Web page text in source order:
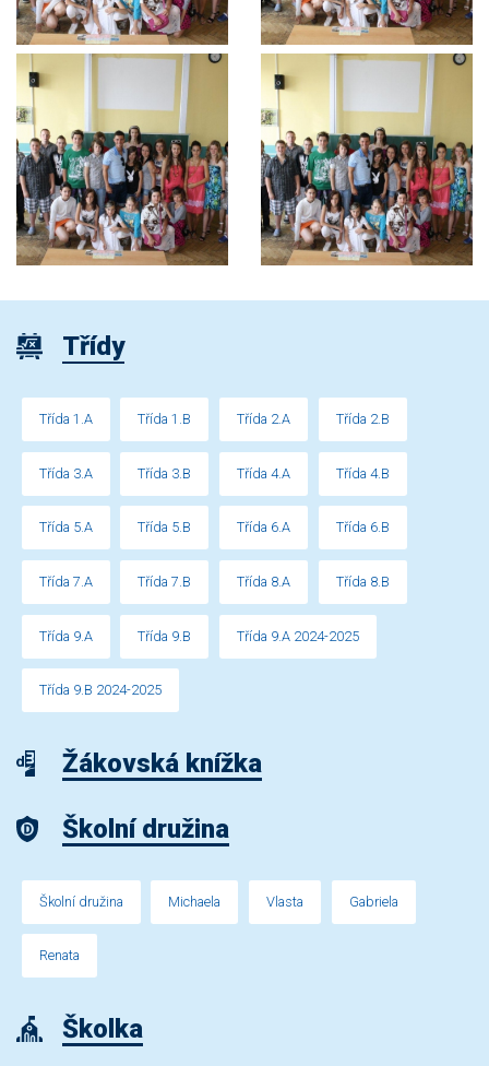
Třídy
Třída 1.A Třída 1.B Třída 2.A Třída 2.B
Třída 3.A Třída 3.B Třída 4.A Třída 4.B
Třída 5.A Třída 5.B Třída 6.A Třída 6.B
Třída 7.A Třída 7.B Třída 8.A Třída 8.B
Třída 9.A Třída 9.B Třída 9.A 2024-2025
Třída 9.B 2024-2025
Žákovská knížka
Školní družina
Školní družina Michaela Vlasta Gabriela
Renata
Školka